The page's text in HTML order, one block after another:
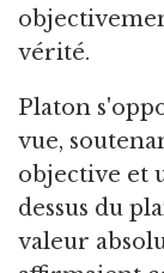
vérité.
Platon
vue,
objective et
dessus du
valeur